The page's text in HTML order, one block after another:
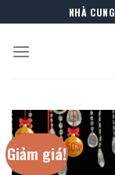
to
content
NHÀ
Giảm giá!